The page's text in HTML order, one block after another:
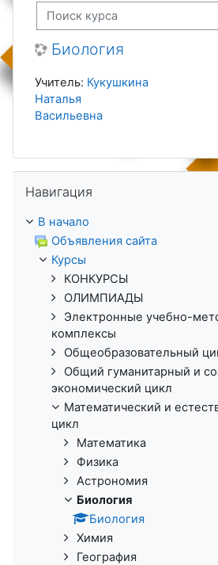
Поиск курса
Биология
Учитель: Кукушкина
Наталья
Васильевна
Навигация
В начало
Объявления сайта
Курсы
КОНКУРСЫ
ОЛИМПИАДЫ
Электронные учебно-
комплексы
Общеобразовательный
Общий гуманитарный и
экономический цикл
Математический и
цикл
Математика
Физика
Астрономия
Биология
Биология
Химия
География